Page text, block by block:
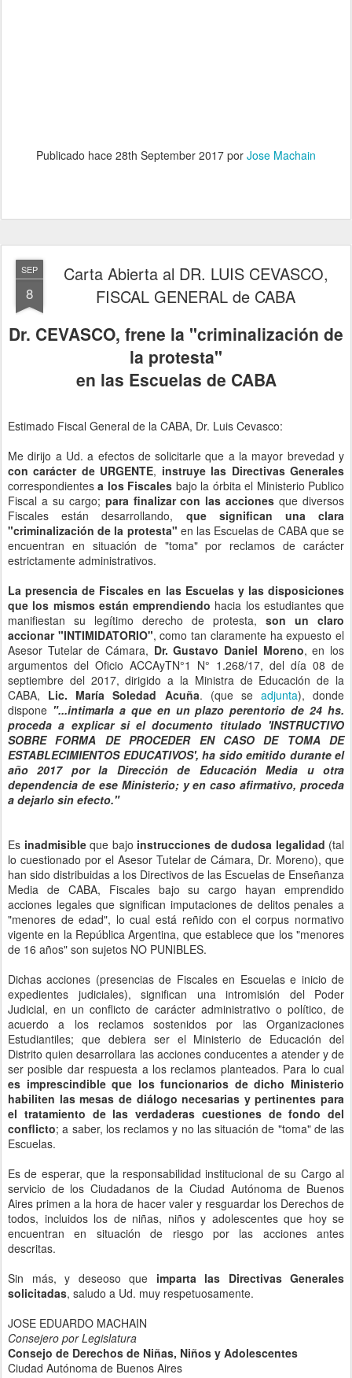
Publicado hace 28th September 2017 por Jose Machain
SEP
8
Carta Abierta al DR. LUIS CEVASCO,
FISCAL GENERAL de CABA
Dr. CEVASCO, frene la "criminalización de
la protesta"
en las Escuelas de CABA
Estimado Fiscal General de la CABA, Dr. Luis Cevasco:
Me dirijo a Ud. a efectos de solicitarle que a la mayor brevedad y
con carácter de URGENTE, instruye las Directivas Generales
correspondientes a los Fiscales bajo la órbita el Ministerio Publico
Fiscal a su cargo; para finalizar con las acciones que diversos
Fiscales están desarrollando, que significan una clara
"criminalización de la protesta" en las Escuelas de CABA que se
encuentran en situación de "toma" por reclamos de carácter
estrictamente administrativos.
La presencia de Fiscales en las Escuelas y las disposiciones
que los mismos están emprendiendo hacia los estudiantes que
manifiestan su legítimo derecho de protesta, son un claro
accionar "INTIMIDATORIO", como tan claramente ha expuesto el
Asesor Tutelar de Cámara, Dr. Gustavo Daniel Moreno, en los
argumentos del Oficio ACCAyTN°1 N° 1.268/17, del día 08 de
septiembre del 2017, dirigido a la Ministra de Educación de la
CABA, Lic. María Soledad Acuña. (que se adjunta), donde
dispone "...intimarla a que en un plazo perentorio de 24 hs.
proceda a explicar si el documento titulado 'INSTRUCTIVO
SOBRE FORMA DE PROCEDER EN CASO DE TOMA DE
ESTABLECIMIENTOS EDUCATIVOS', ha sido emitido durante el
año 2017 por la Dirección de Educación Media u otra
dependencia de ese Ministerio; y en caso afirmativo, proceda
a dejarlo sin efecto."
Es inadmisible que bajo instrucciones de dudosa legalidad (tal
lo cuestionado por el Asesor Tutelar de Cámara, Dr. Moreno), que
han sido distribuidas a los Directivos de las Escuelas de Enseñanza
Media de CABA, Fiscales bajo su cargo hayan emprendido
acciones legales que significan imputaciones de delitos penales a
"menores de edad", lo cual está reñido con el corpus normativo
vigente en la República Argentina, que establece que los "menores
de 16 años" son sujetos NO PUNIBLES.
Dichas acciones (presencias de Fiscales en Escuelas e inicio de
expedientes judiciales), significan una intromisión del Poder
Judicial, en un conflicto de carácter administrativo o político, de
acuerdo a los reclamos sostenidos por las Organizaciones
Estudiantiles; que debiera ser el Ministerio de Educación del
Distrito quien desarrollara las acciones conducentes a atender y de
ser posible dar respuesta a los reclamos planteados. Para lo cual
es imprescindible que los funcionarios de dicho Ministerio
habiliten las mesas de diálogo necesarias y pertinentes para
el tratamiento de las verdaderas cuestiones de fondo del
conflicto; a saber, los reclamos y no las situación de "toma" de las
Escuelas.
Es de esperar, que la responsabilidad institucional de su Cargo al
servicio de los Ciudadanos de la Ciudad Autónoma de Buenos
Aires primen a la hora de hacer valer y resguardar los Derechos de
todos, incluidos los de niñas, niños y adolescentes que hoy se
encuentran en situación de riesgo por las acciones antes
descritas.
Sin más, y deseoso que imparta las Directivas Generales
solicitadas, saludo a Ud. muy respetuosamente.
JOSE EDUARDO MACHAIN
Consejero por Legislatura
Consejo de Derechos de Niñas, Niños y Adolescentes
Ciudad Autónoma de Buenos Aires